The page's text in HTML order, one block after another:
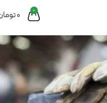
0
0